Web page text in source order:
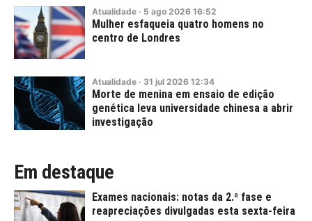
Atualidade · 5 ago 2026 16:52
Mulher esfaqueia quatro homens no
centro de Londres
Atualidade · 31 jul 2026 12:34
Morte de menina em ensaio de edição
genética leva universidade chinesa a abrir
investigação
Em destaque
Exames nacionais: notas da 2.ª fase e
reapreciações divulgadas esta sexta-feira